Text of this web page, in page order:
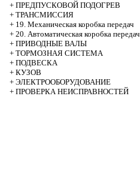
+ ПРЕДПУСКОВОЙ ПОДОГРЕВ
+ ТРАНСМИССИЯ
+ 19. Механическая коробка передач
+ 20. Автоматическая коробка передач
+ ПРИВОДНЫЕ ВАЛЫ
+ ТОРМОЗНАЯ СИСТЕМА
+ ПОДВЕСКА
+ КУЗОВ
+ ЭЛЕКТРООБОРУДОВАНИЕ
+ ПРОВЕРКА НЕИСПРАВНОСТЕЙ